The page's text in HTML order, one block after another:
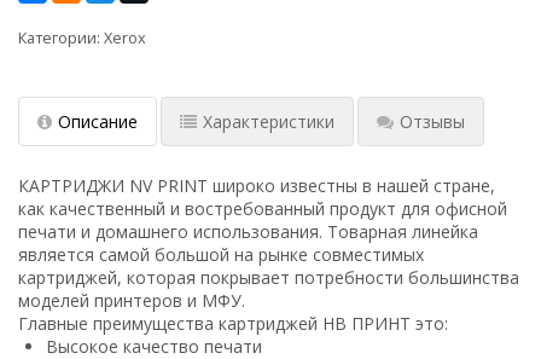
Категории: Xerox
Описание Характеристики Отзывы
КАРТРИДЖИ NV PRINT широко известны в нашей стране,
как качественный и востребованный продукт для офисной
печати и домашнего использования. Товарная линейка
является самой большой на рынке совместимых
картриджей, которая покрывает потребности большинства
моделей принтеров и МФУ.
Главные преимущества картриджей НВ ПРИНТ это:
Высокое качество печати